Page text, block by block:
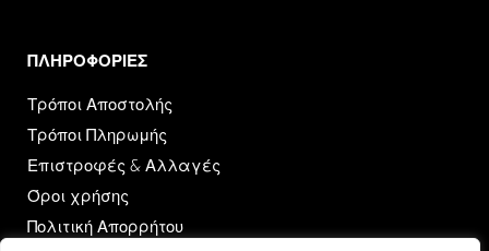
ΠΛΗΡΟΦΟΡΙΕΣ​
Τρόποι Αποστολής
Τρόποι Πληρωμής
Επιστροφές & Αλλαγές
Όροι χρήσης
Πολιτική Απορρήτου